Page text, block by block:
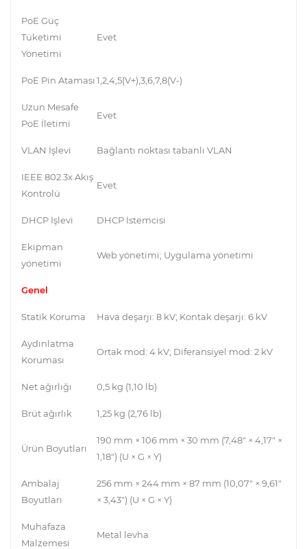
PoE Güç
Tüketimi
Yönetimi
Evet
PoE Pin Ataması1,2,4,5(V+),3,6,7,8(V-)
Uzun Mesafe
PoE İletimi
Evet
VLAN İşlevi Bağlantı noktası tabanlı VLAN
IEEE 802.3x Akış
Kontrolü
Evet
DHCP İşlevi DHCP İstemcisi
Ekipman
yönetimi
Web yönetimi; Uygulama yönetimi
Genel
Statik Koruma Hava deşarjı: 8 kV; Kontak deşarjı: 6 kV
Aydınlatma
Koruması
Ortak mod: 4 kV; Diferansiyel mod: 2 kV
Net ağırlığı 0,5 kg (1,10 lb)
Brüt ağırlık 1,25 kg (2,76 lb)
Ürün Boyutları
190 mm × 106 mm × 30 mm (7,48" × 4,17" ×
1,18") (U × G × Y)
Ambalaj
Boyutları
256 mm × 244 mm × 87 mm (10,07" × 9,61"
× 3,43") (U × G × Y)
Muhafaza
Malzemesi
Metal levha